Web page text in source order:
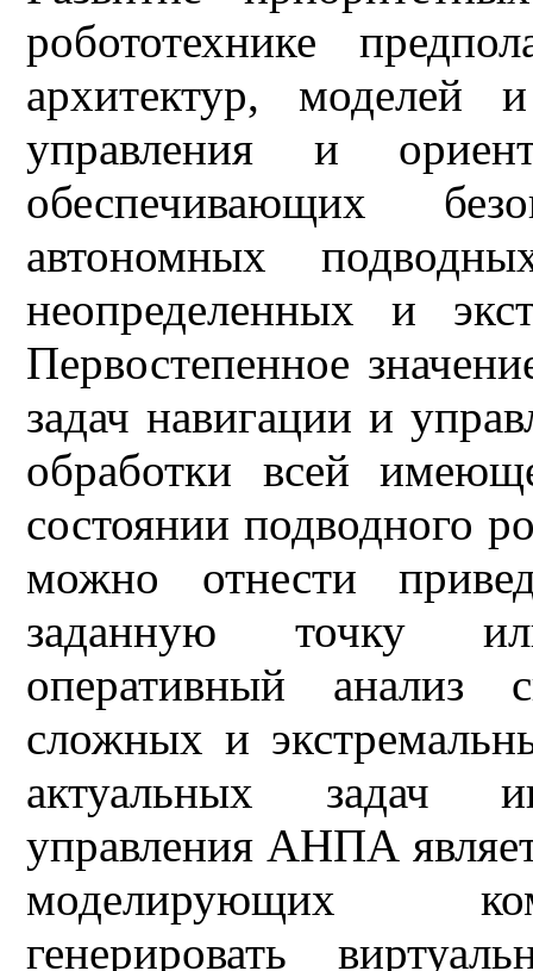
робототехнике
архитектур, моделей
управления и
обеспечивающих
автономных
неопределенных и
Первостепенное
задач навигации и
обработки всей
состоянии подводного
можно отнести
заданную точку
оперативный
сложных и
актуальных задач
управления АНПА
моделирующих
генерировать